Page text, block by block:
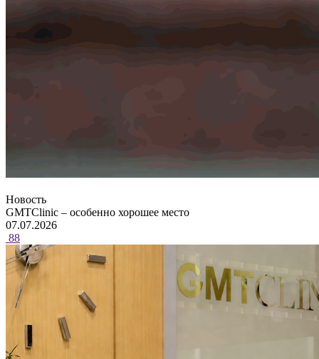
Новость
GMTClinic – особенно хорошее место
07.07.2026
88